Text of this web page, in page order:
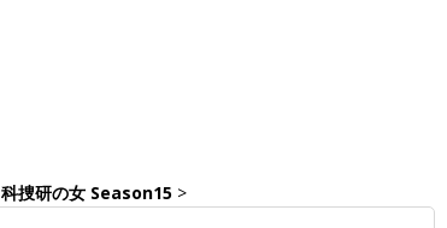
科捜研の女 Season15 >